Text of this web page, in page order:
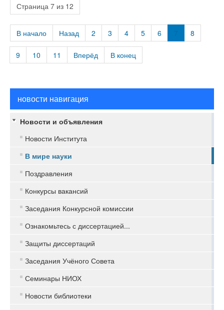
Страница 7 из 12
В начало Назад 2 3 4 5 6 7 8
9 10 11 Вперёд В конец
новости навигация
Новости и объявления
Новости Института
В мире науки
Поздравления
Конкурсы вакансий
Заседания Конкурсной комиссии
Ознакомьтесь с диссертацией...
Защиты диссертаций
Заседания Учёного Совета
Семинары НИОХ
Новости библиотеки